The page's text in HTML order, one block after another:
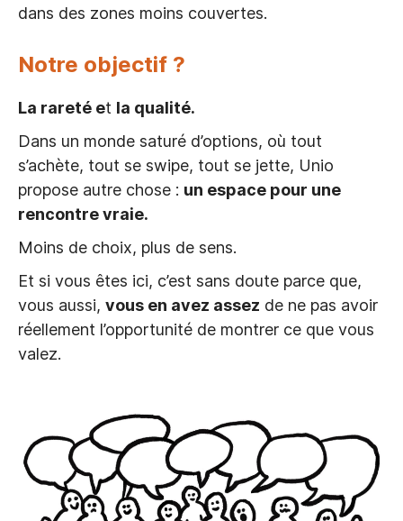
dans des zones moins couvertes.
Notre objectif ?
La rareté et la qualité.
Dans un monde saturé d’options, où tout
s’achète, tout se swipe, tout se jette, Unio
propose autre chose : un espace pour une
rencontre vraie.
Moins de choix, plus de sens.
Et si vous êtes ici, c’est sans doute parce que,
vous aussi, vous en avez assez de ne pas avoir
réellement l’opportunité de montrer ce que vous
valez.